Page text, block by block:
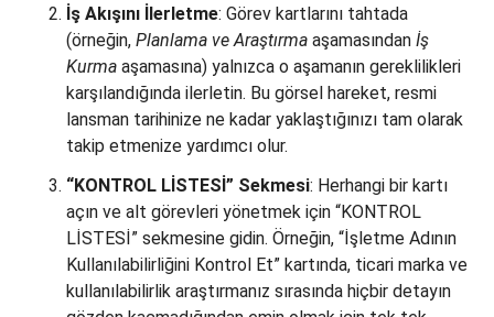
İş Akışını İlerletme: Görev kartlarını tahtada
(örneğin, Planlama ve Araştırma aşamasından İş
Kurma aşamasına) yalnızca o aşamanın gereklilikleri
karşılandığında ilerletin. Bu görsel hareket, resmi
lansman tarihinize ne kadar yaklaştığınızı tam olarak
takip etmenize yardımcı olur.
“KONTROL LİSTESİ” Sekmesi: Herhangi bir kartı
açın ve alt görevleri yönetmek için “KONTROL
LİSTESİ” sekmesine gidin. Örneğin, “İşletme Adının
Kullanılabilirliğini Kontrol Et” kartında, ticari marka ve
kullanılabilirlik araştırmanız sırasında hiçbir detayın